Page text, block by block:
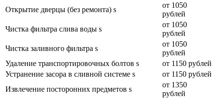
Открытие дверцы (без ремонта) s
от 1050
рублей
Чистка фильтра слива воды s
от 1050
рублей
Чистка заливного фильтра s
от 1050
рублей
Удаление транспортировочных болтов s
от 1150 рублей
Устранение засора в сливной системе s
от 1150 рублей
Извлечение посторонних предметов s
от 1350
рублей